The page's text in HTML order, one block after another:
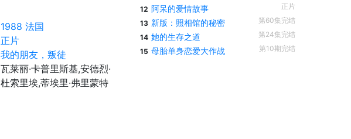
1988 法国
正片
我的朋友，叛徒
瓦莱丽·卡普里斯基,安德烈·
杜索里埃,蒂埃里·弗里蒙特
12 阿呆的爱情故事
正片
13 新版：照相馆的秘密
第60集完结
14 她的生存之道
第24集完结
15 母胎单身恋爱大作战 第10期完结